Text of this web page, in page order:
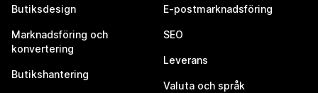
Butiksdesign
Marknadsföring och
konvertering
Butikshantering
E-postmarknadsföring
SEO
Leverans
Valuta och språk